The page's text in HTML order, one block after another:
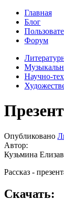
Главная
Блог
Форум
Научно-
Опубликовано
Автор:
Кузьмина
Рассказ -
Скачать: